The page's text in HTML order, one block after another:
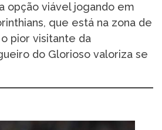
opção viável jogando em
que está na zona de
pior visitante da
do Glorioso valoriza se